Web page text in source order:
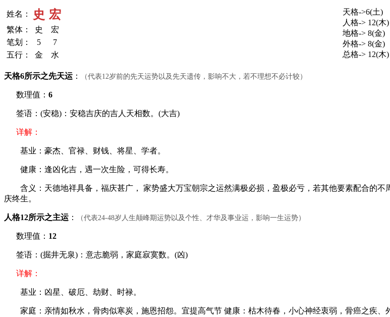
姓名： 史 宏
繁体： 史
宏
笔划：
5
7
五行：
金 水
天格->6(土)
人格-> 12(木)
地格-> 8(金)
外格-> 8(金)
总格-> 12(木)
天格6所示之先天运 ： （代表12岁前的先天运势以及先天遗传，影响不大，若不理想不必计较）
数理值： 6
签语：(安稳)：安稳吉庆的吉人天相数。(大吉)
详解：
基业：豪杰、官禄、财钱、将星、学者。
健康：逢凶化吉，遇一次生险，可得长寿。
含义：天德地祥具备，福庆甚广， 家势盛大万宝朝宗之运然满极必损，盈极必亏，若其他要素配合的不
庆终生。
人格12所示之主运 ： （代表24-48岁人生颠峰期运势以及个性、才华及事业运，影响一生运势）
数理值： 12
签语：(掘井无泉)：意志脆弱，家庭寂寞数。(凶)
详解：
基业：凶星、破厄、劫财、时禄。
家庭：亲情如秋水，骨肉似寒炭，施恩招怨。宜提高气节 健康：枯木待春，小心神经衷弱，骨癌之疾、